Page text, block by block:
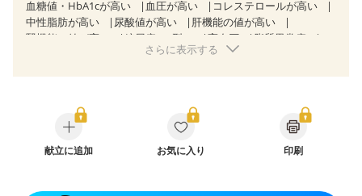
血糖値・HbA1cが高い
血圧が高い
コレステロールが高い
中性脂肪が高い
尿酸値が高い
肝機能の値が高い
腎機能の値が高い
糖尿病（2型） 高血圧
脂質異常症
狭心症 心筋梗塞
糖尿病性腎症（第２期）
CKD（ステージ１）
CKD（ステージ２）
CKD（ステージ３a）
食欲がない
産後（ミルク）
骨粗しょう症
関節リウマチ
さらに表示する
献立に追加 お気に入り 印刷